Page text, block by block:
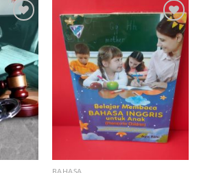
Add to
wishlist
Add to
wishlist
BAHASA